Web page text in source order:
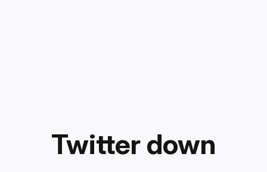
Twitter down